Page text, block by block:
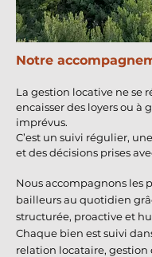
Notre
La gestion locative ne se
encaisser des loyers ou à
imprévus.
C’est un suivi régulier,
et des décisions prises
Nous accompagnons les
bailleurs au quotidien
structurée, proactive et
Chaque bien est suivi
relation locataire, gestion